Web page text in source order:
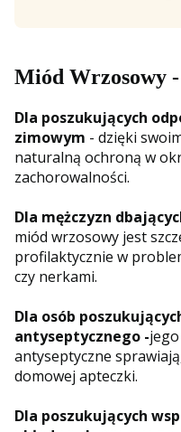
Miód Wrzosowy
Dla poszukujących
zimowym - dzięki
naturalną ochroną w
zachorowalności.
Dla mężczyzn
miód wrzosowy jest
profilaktycznie w
czy nerkami.
Dla osób
antyseptycznego -
antyseptyczne
domowej apteczki.
Dla poszukujących